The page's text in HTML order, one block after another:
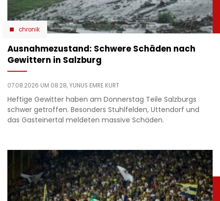
chronik
Ausnahmezustand: Schwere Schäden nach
Gewittern in Salzburg
07.08.2026 UM 08:28,YUNUS EMRE KURT
Heftige Gewitter haben am Donnerstag Teile Salzburgs
schwer getroffen. Besonders Stuhlfelden, Uttendorf und
das Gasteinertal meldeten massive Schäden.